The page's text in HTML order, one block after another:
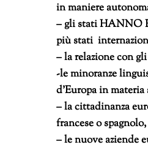
in maniere
– gli stati HANNO
più stati
– la relazione con
-le minoranze
d’Europa in
– la cittadinanza
francese o
– le nuove aziende